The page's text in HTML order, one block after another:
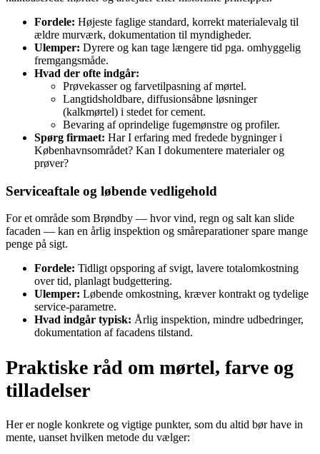
Fordele: Højeste faglige standard, korrekt materialevalg til
ældre murværk, dokumentation til myndigheder.
Ulemper: Dyrere og kan tage længere tid pga. omhyggelig
fremgangsmåde.
Hvad der ofte indgår:
Prøvekasser og farvetilpasning af mørtel.
Langtidsholdbare, diffusionsåbne løsninger
(kalkmørtel) i stedet for cement.
Bevaring af oprindelige fugemønstre og profiler.
Spørg firmaet: Har I erfaring med fredede bygninger i
Københavnsområdet? Kan I dokumentere materialer og
prøver?
Serviceaftale og løbende vedligehold
For et område som Brøndby — hvor vind, regn og salt kan slide
facaden — kan en årlig inspektion og småreparationer spare mange
penge på sigt.
Fordele: Tidligt opsporing af svigt, lavere totalomkostning
over tid, planlagt budgettering.
Ulemper: Løbende omkostning, kræver kontrakt og tydelige
service‑parametre.
Hvad indgår typisk: Årlig inspektion, mindre udbedringer,
dokumentation af facadens tilstand.
Praktiske råd om mørtel, farve og
tilladelser
Her er nogle konkrete og vigtige punkter, som du altid bør have in
mente, uanset hvilken metode du vælger: